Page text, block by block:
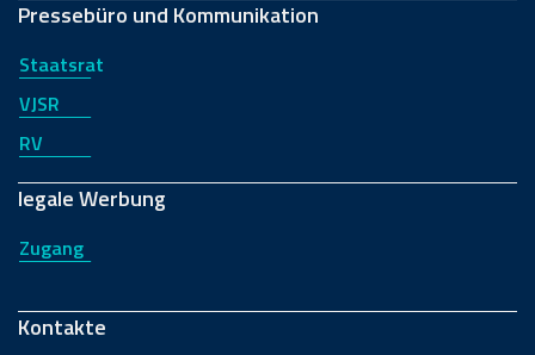
Pressebüro und Kommunikation
Staatsrat
VJSR
RV
legale Werbung
Zugang
Kontakte